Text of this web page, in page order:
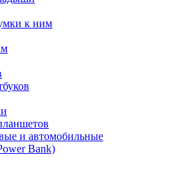
к ним
и автомобильные
Bank)